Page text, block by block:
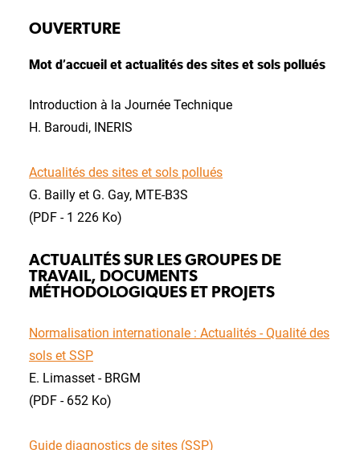
OUVERTURE
Mot d’accueil et actualités des sites et sols pollués
Introduction à la Journée Technique
H. Baroudi, INERIS
Actualités des sites et sols pollués
G. Bailly et G. Gay, MTE-B3S
(PDF - 1 226 Ko)
ACTUALITÉS SUR LES GROUPES DE
TRAVAIL, DOCUMENTS
MÉTHODOLOGIQUES ET PROJETS
Normalisation internationale : Actualités - Qualité des
sols et SSP
E. Limasset - BRGM
(PDF - 652 Ko)
Guide diagnostics de sites (SSP)